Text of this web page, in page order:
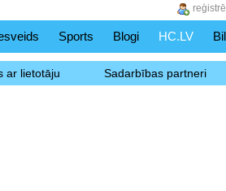
Sports Blogi HC.LV
ar lietotāju Sadarbības partneri